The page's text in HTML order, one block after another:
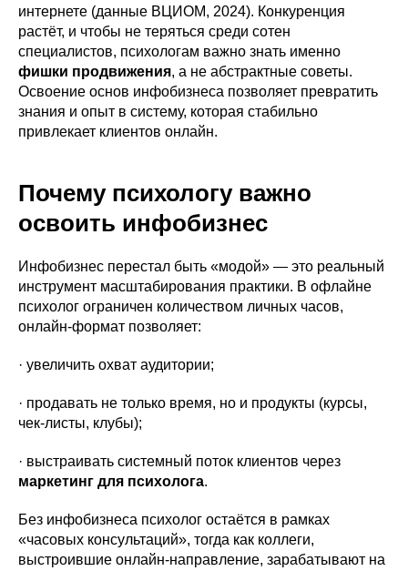
интернете (данные ВЦИОМ, 2024). Конкуренция
растёт, и чтобы не теряться среди сотен
специалистов, психологам важно знать именно
фишки продвижения, а не абстрактные советы.
Освоение основ инфобизнеса позволяет превратить
знания и опыт в систему, которая стабильно
привлекает клиентов онлайн.
Почему психологу важно
освоить инфобизнес
Инфобизнес перестал быть «модой» — это реальный
инструмент масштабирования практики. В офлайне
психолог ограничен количеством личных часов,
онлайн-формат позволяет:
· увеличить охват аудитории;
· продавать не только время, но и продукты (курсы,
чек-листы, клубы);
· выстраивать системный поток клиентов через
маркетинг для психолога.
Без инфобизнеса психолог остаётся в рамках
«часовых консультаций», тогда как коллеги,
выстроившие онлайн-направление, зарабатывают на